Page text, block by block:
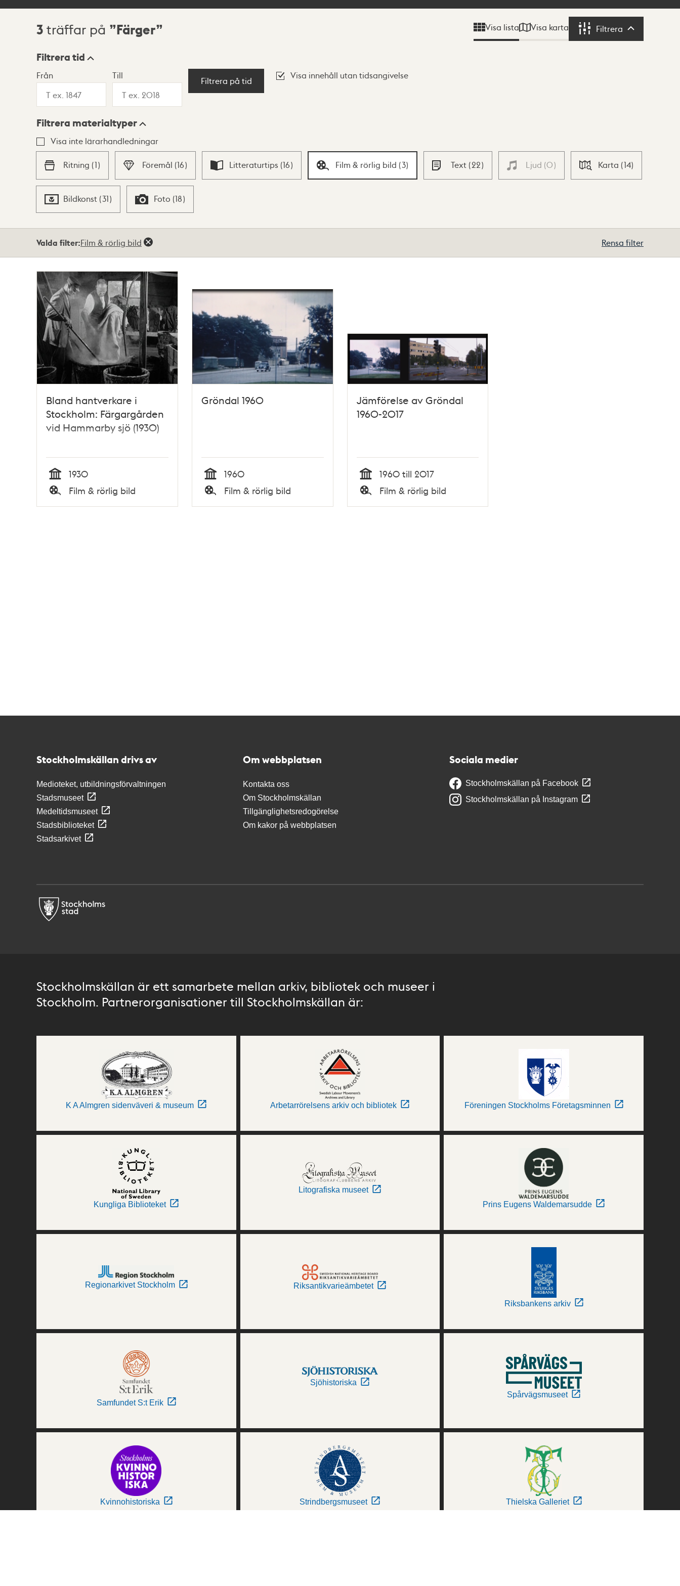
Sökresultat
3 träffar på Färger Visa lista Visa karta Filtrera Filtrera
Visningsläge
Lista Karta
Filtrera tid
Från Till
Filtrera på tid
Visa innehåll utan tidsangivelse
Filtrera materialtyper
Visa inte lärarhandledningar
Ritning (1) Föremål (16) Litteraturtips (16) Film & rörlig bild (3) Text (22) Ljud (0) Karta (14)
Bildkonst (31) Foto (18)
Valda filter:Film & rörlig bild Rensa filter
Bland hantverkare i
Stockholm: Färgargården
vid Hammarby sjö (1930)
Tid
1930
Film & rörlig bild
Gröndal 1960
Tid
1960
Film & rörlig bild
Jämförelse av Gröndal
1960-2017
Tid
1960 till 2017
Film & rörlig bild
Stockholmskällan drivs av
Medioteket, utbildningsförvaltningen
Stadsmuseet
Medeltidsmuseet
Stadsbiblioteket
Stadsarkivet
Om webbplatsen
Kontakta oss
Om Stockholmskällan
Tillgänglighetsredogörelse
Om kakor på webbplatsen
Sociala medier
Stockholmskällan på Facebook
Stockholmskällan på Instagram
Stockholmskällan är ett samarbete mellan arkiv, bibliotek och museer i
Stockholm. Partnerorganisationer till Stockholmskällan är:
K A Almgren sidenväveri & museum Arbetarrörelsens arkiv och bibliotek Föreningen Stockholms Företagsminnen
Kungliga Biblioteket
Litografiska museet
Prins Eugens Waldemarsudde
Regionarkivet Stockholm Riksantikvarieämbetet
Riksbankens arkiv
Samfundet S:t Erik
Sjöhistoriska
Spårvägsmuseet
Kvinnohistoriska Strindbergsmuseet Thielska Galleriet